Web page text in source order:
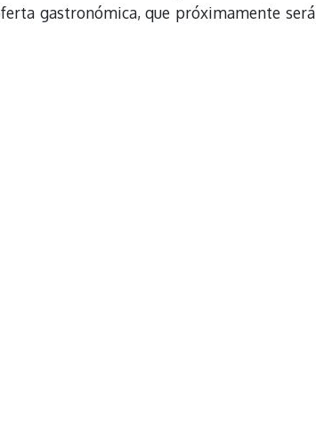
gastronómica, que próximamente será